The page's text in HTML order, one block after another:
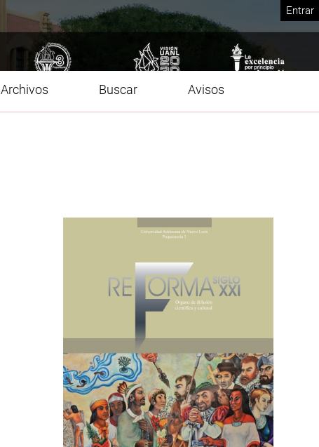
Entrar
Archivos Buscar Avisos
Imagen de portada